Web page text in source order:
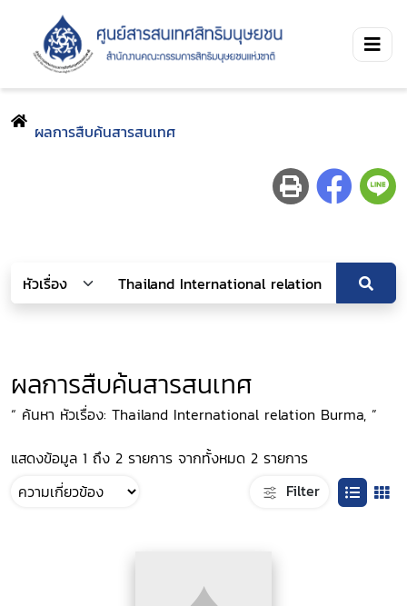
ผลการสืบค้นสารสนเทศ
ผลการสืบค้นสารสนเทศ
“ ค้นหา หัวเรื่อง: Thailand International relation Burma, ”
แสดงข้อมูล 1 ถึง 2 รายการ จากทั้งหมด 2 รายการ
Filter